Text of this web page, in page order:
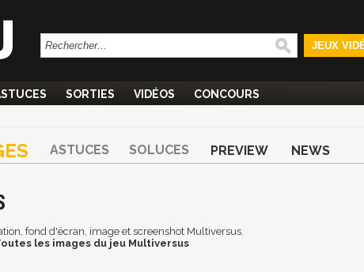
JEUX
SORTIES VIDÉOS CONCOURS
ASTUCES SOLUCES PREVIEW NEWS
fond d'écran, image et screenshot Multiversus.
les images du jeu Multiversus